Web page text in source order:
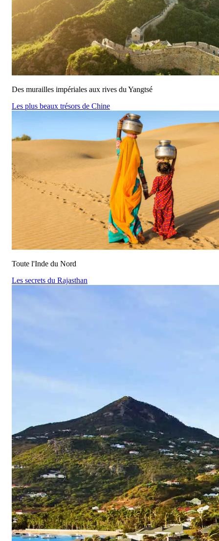
Des murailles impériales aux rives du Yangtsé
Les plus beaux trésors de Chine
Toute l'Inde du Nord
Les secrets du Rajasthan